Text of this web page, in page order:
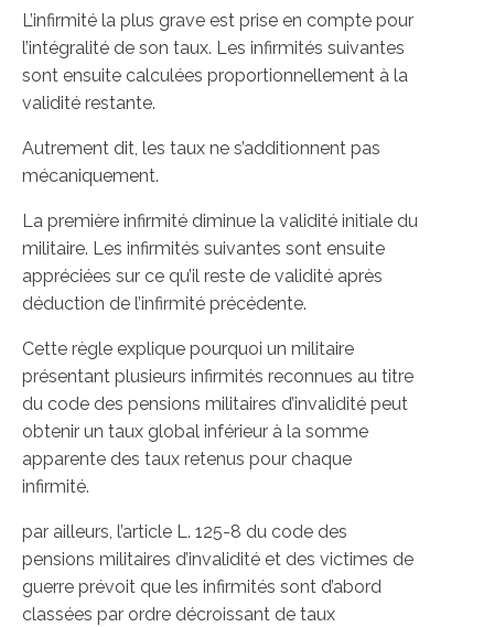
L’infirmité la plus grave est prise en compte pour
l’intégralité de son taux. Les infirmités suivantes
sont ensuite calculées proportionnellement à la
validité restante.
Autrement dit, les taux ne s’additionnent pas
mécaniquement.
La première infirmité diminue la validité initiale du
militaire. Les infirmités suivantes sont ensuite
appréciées sur ce qu’il reste de validité après
déduction de l’infirmité précédente.
Cette règle explique pourquoi un militaire
présentant plusieurs infirmités reconnues au titre
du code des pensions militaires d’invalidité peut
obtenir un taux global inférieur à la somme
apparente des taux retenus pour chaque
infirmité.
par ailleurs, l’article L. 125-8 du code des
pensions militaires d’invalidité et des victimes de
guerre prévoit que les infirmités sont d’abord
classées par ordre décroissant de taux